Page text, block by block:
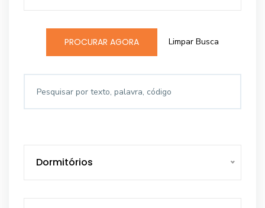
PROCURAR AGORA Limpar Busca
Dormitórios